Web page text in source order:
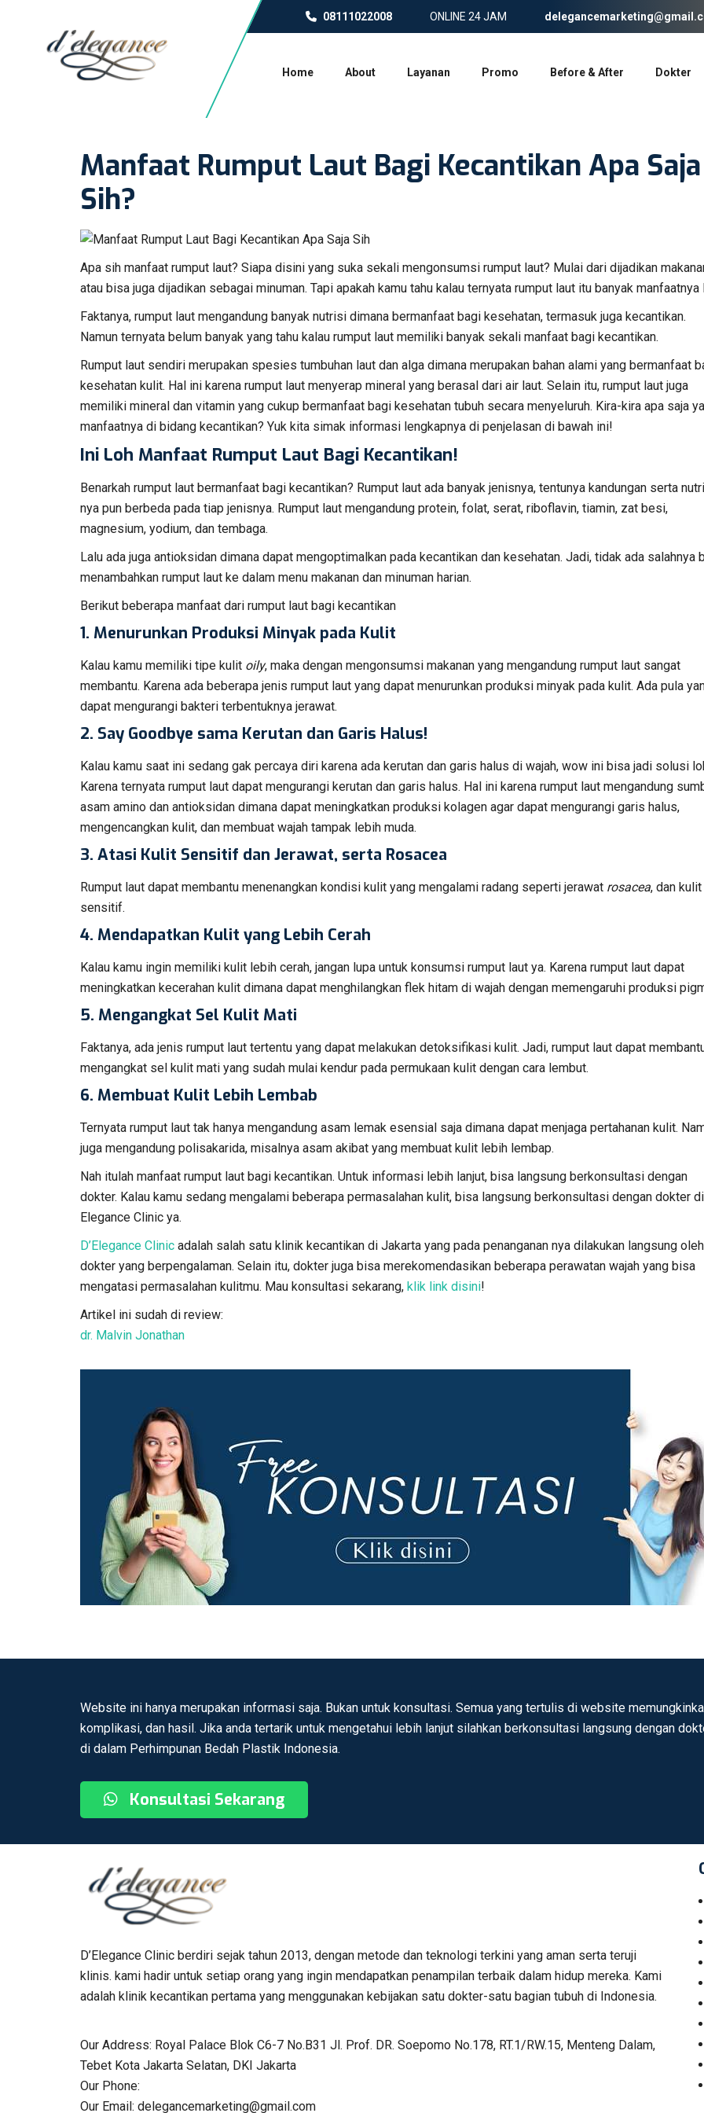
08111022008 ONLINE 24 JAM
Home About Layanan Promo Before & After Dokter
Manfaat Rumput Laut Bagi Kecantikan Apa Saja
Sih?
Apa sih manfaat rumput laut? Siapa disini yang suka sekali mengonsumsi rumput laut? Mulai dari dijadikan
atau bisa juga dijadikan sebagai minuman. Tapi apakah kamu tahu kalau ternyata rumput laut itu banyak manfaatnya
Faktanya, rumput laut mengandung banyak nutrisi dimana bermanfaat bagi kesehatan, termasuk juga kecantikan.
Namun ternyata belum banyak yang tahu kalau rumput laut memiliki banyak sekali manfaat bagi kecantikan.
Rumput laut sendiri merupakan spesies tumbuhan laut dan alga dimana merupakan bahan alami yang bermanfaat
kesehatan kulit. Hal ini karena rumput laut menyerap mineral yang berasal dari air laut. Selain itu, rumput laut juga
memiliki mineral dan vitamin yang cukup bermanfaat bagi kesehatan tubuh secara menyeluruh. Kira-kira apa saja ya
manfaatnya di bidang kecantikan? Yuk kita simak informasi lengkapnya di penjelasan di bawah ini!
Ini Loh Manfaat Rumput Laut Bagi Kecantikan!
Benarkah rumput laut bermanfaat bagi kecantikan? Rumput laut ada banyak jenisnya, tentunya kandungan serta
nya pun berbeda pada tiap jenisnya. Rumput laut mengandung protein, folat, serat, riboflavin, tiamin, zat besi,
magnesium, yodium, dan tembaga.
Lalu ada juga antioksidan dimana dapat mengoptimalkan pada kecantikan dan kesehatan. Jadi, tidak ada salahnya
menambahkan rumput laut ke dalam menu makanan dan minuman harian.
Berikut beberapa manfaat dari rumput laut bagi kecantikan
1. Menurunkan Produksi Minyak pada Kulit
Kalau kamu memiliki tipe kulit oily, maka dengan mengonsumsi makanan yang mengandung rumput laut sangat
membantu. Karena ada beberapa jenis rumput laut yang dapat menurunkan produksi minyak pada kulit. Ada pula
dapat mengurangi bakteri terbentuknya jerawat.
2. Say Goodbye sama Kerutan dan Garis Halus!
Kalau kamu saat ini sedang gak percaya diri karena ada kerutan dan garis halus di wajah, wow ini bisa jadi solusi
Karena ternyata rumput laut dapat mengurangi kerutan dan garis halus. Hal ini karena rumput laut mengandung
asam amino dan antioksidan dimana dapat meningkatkan produksi kolagen agar dapat mengurangi garis halus,
mengencangkan kulit, dan membuat wajah tampak lebih muda.
3. Atasi Kulit Sensitif dan Jerawat, serta Rosacea
Rumput laut dapat membantu menenangkan kondisi kulit yang mengalami radang seperti jerawat rosacea, dan kulit
sensitif.
4. Mendapatkan Kulit yang Lebih Cerah
Kalau kamu ingin memiliki kulit lebih cerah, jangan lupa untuk konsumsi rumput laut ya. Karena rumput laut dapat
meningkatkan kecerahan kulit dimana dapat menghilangkan flek hitam di wajah dengan memengaruhi produksi
5. Mengangkat Sel Kulit Mati
Faktanya, ada jenis rumput laut tertentu yang dapat melakukan detoksifikasi kulit. Jadi, rumput laut dapat
mengangkat sel kulit mati yang sudah mulai kendur pada permukaan kulit dengan cara lembut.
6. Membuat Kulit Lebih Lembab
Ternyata rumput laut tak hanya mengandung asam lemak esensial saja dimana dapat menjaga pertahanan kulit.
juga mengandung polisakarida, misalnya asam akibat yang membuat kulit lebih lembap.
Nah itulah manfaat rumput laut bagi kecantikan. Untuk informasi lebih lanjut, bisa langsung berkonsultasi dengan
dokter. Kalau kamu sedang mengalami beberapa permasalahan kulit, bisa langsung berkonsultasi dengan dokter
Elegance Clinic ya.
D’Elegance Clinic adalah salah satu klinik kecantikan di Jakarta yang pada penanganan nya dilakukan langsung oleh
dokter yang berpengalaman. Selain itu, dokter juga bisa merekomendasikan beberapa perawatan wajah yang bisa
mengatasi permasalahan kulitmu. Mau konsultasi sekarang, klik link disini!
Artikel ini sudah di review:
dr. Malvin Jonathan
Website ini hanya merupakan informasi saja. Bukan untuk konsultasi. Semua yang tertulis di website
komplikasi, dan hasil. Jika anda tertarik untuk mengetahui lebih lanjut silahkan berkonsultasi langsung dengan
di dalam Perhimpunan Bedah Plastik Indonesia.
Konsultasi Sekarang
D’Elegance Clinic berdiri sejak tahun 2013, dengan metode dan teknologi terkini yang aman serta teruji
klinis. kami hadir untuk setiap orang yang ingin mendapatkan penampilan terbaik dalam hidup mereka. Kami
adalah klinik kecantikan pertama yang menggunakan kebijakan satu dokter-satu bagian tubuh di Indonesia.
Our Address: Royal Palace Blok C6-7 No.B31 Jl. Prof. DR. Soepomo No.178, RT.1/RW.15, Menteng Dalam,
Tebet Kota Jakarta Selatan, DKI Jakarta
Our Phone:
Our Email: delegancemarketing@gmail.com